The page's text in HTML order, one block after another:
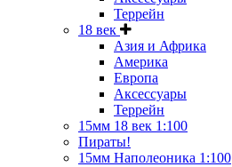
Террейн
18 век
Азия и Африка
Америка
Европа
Аксессуары
Террейн
15мм 18 век 1:100
Пираты!
15мм Наполеоника 1:100